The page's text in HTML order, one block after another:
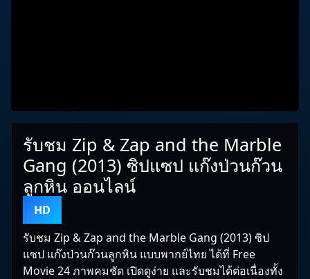
รับชม Zip & Zap and the Marble
Gang (2013) ซิปแซป แก๊งป่วนก๊วน
ลูกหิน ออนไลน์
HD
รับชม Zip & Zap and the Marble Gang (2013) ซิป
แซป แก๊งป่วนก๊วนลูกหิน แบบพากย์ไทย ได้ที่ Free
Movie 24 ภาพคมชัด เปิดดูง่าย และรับชมได้ต่อเนื่องทั้ง